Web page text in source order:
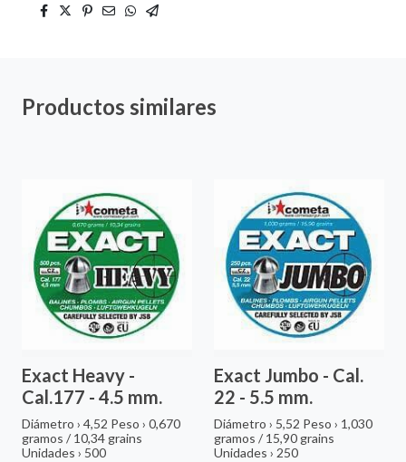
Productos similares
Exact Heavy -
Cal.177 - 4.5 mm.
Diámetro › 4,52 Peso › 0,670
gramos / 10,34 grains
Unidades › 500
Exact Jumbo - Cal.
22 - 5.5 mm.
Diámetro › 5,52 Peso › 1,030
gramos / 15,90 grains
Unidades › 250